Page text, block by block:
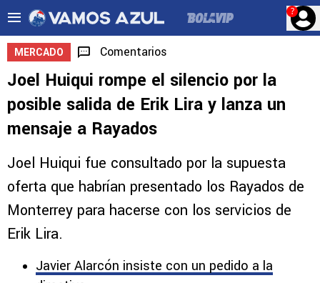
?
MERCADO Comentarios
Joel Huiqui rompe el silencio por la
posible salida de Erik Lira y lanza un
mensaje a Rayados
Joel Huiqui fue consultado por la supuesta
oferta que habrían presentado los Rayados de
Monterrey para hacerse con los servicios de
Erik Lira.
Javier Alarcón insiste con un pedido a la